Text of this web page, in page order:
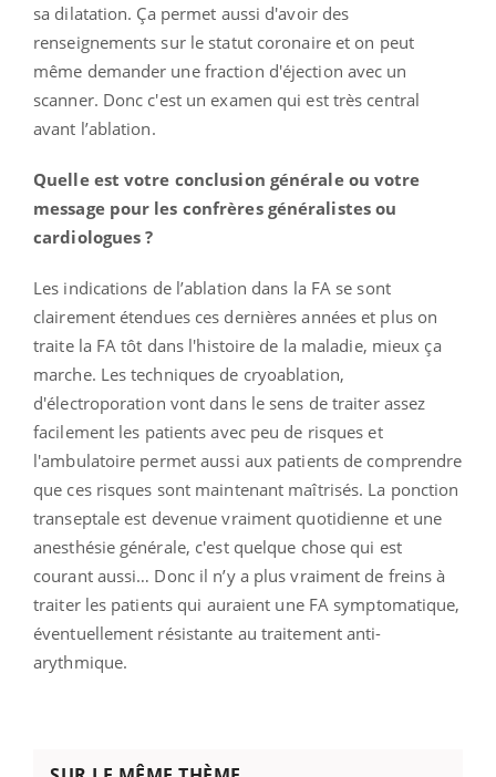
sa dilatation. Ça permet aussi d'avoir des
renseignements sur le statut coronaire et on peut
même demander une fraction d'éjection avec un
scanner. Donc c'est un examen qui est très central
avant l’ablation.
Quelle est votre conclusion générale ou votre
message pour les confrères généralistes ou
cardiologues ?
Les indications de l’ablation dans la FA se sont
clairement étendues ces dernières années et plus on
traite la FA tôt dans l'histoire de la maladie, mieux ça
marche. Les techniques de cryoablation,
d'électroporation vont dans le sens de traiter assez
facilement les patients avec peu de risques et
l'ambulatoire permet aussi aux patients de comprendre
que ces risques sont maintenant maîtrisés. La ponction
transeptale est devenue vraiment quotidienne et une
anesthésie générale, c'est quelque chose qui est
courant aussi… Donc il n’y a plus vraiment de freins à
traiter les patients qui auraient une FA symptomatique,
éventuellement résistante au traitement anti-
arythmique.